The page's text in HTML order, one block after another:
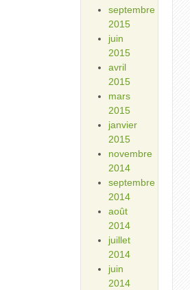
septembre
2015
juin
2015
avril
2015
mars
2015
janvier
2015
novembre
2014
septembre
2014
août
2014
juillet
2014
juin
2014